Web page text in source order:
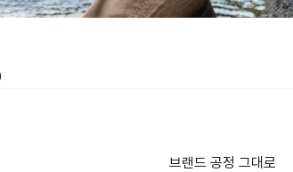
브랜드 공정 그대로